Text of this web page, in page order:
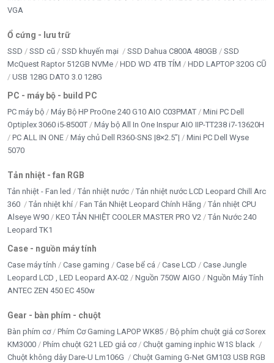
VGA
Ổ cứng - lưu trữ
SSD SSD cũ SSD khuyến mại SSD Dahua C800A 480GB
SSD
McQuest Raptor 512GB NVMe
HDD WD 4TB TÍM
HDD LAPTOP 320G CŨ
USB 128G DATO 3.0 128G
PC - máy bộ - build PC
PC máy bộ Máy Bộ HP ProOne 240 G10 AIO C03PMAT
Mini PC Dell
Optiplex 3060 i5-8500T
Máy bộ All In One Inspur AIO IIP-TT238 i7-13620H
PC ALL IN ONE
Máy chủ Dell R360-SNS |8×2.5”|
Mini PC Dell Wyse
5070
Tản nhiệt - fan RGB
Tản nhiệt - Fan led Tản nhiệt nước
Tản nhiệt nước LCD Leopard Chill Arc
360
Tản nhiệt khí Fan Tản Nhiệt Leopard Chính Hãng
Tản nhiệt CPU
Alseye W90
KEO TẢN NHIỆT COOLER MASTER PRO V2
Tản Nước 240
Leopard TK1
Case - nguồn máy tính
Case máy tính Case gaming Case bể cá Case LCD
Case Jungle
Leopard LCD , LED Leopard AX-02
Nguồn 750W AIGO
Nguồn Máy Tính
ANTEC ZEN 450 EC 450w
Gear - bàn phím - chuột
Bàn phím cơ Phím Cơ Gaming LAPOP WK85
Bộ phím chuột giả cơ Sorex
KM3000
Phím chuột G21 LED giả cơ
Chuột gaming inphic W1S black
Chuột không dây Dare-U Lm106G
Chuột Gaming G-Net GM103 USB RGB